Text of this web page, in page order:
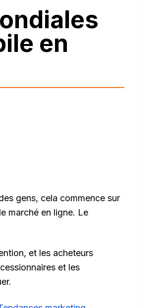
en
gens, cela commence sur
marché en ligne. Le
et les acheteurs
et les